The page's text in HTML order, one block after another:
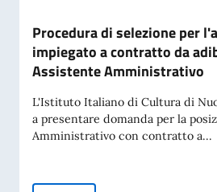
Procedura di selezione per
impiegato a contratto da
Assistente Amministrativo
L'Istituto Italiano di Cultura di
a presentare domanda per la
Amministrativo con contratto a...